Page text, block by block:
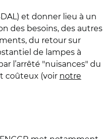
et donner lieu à un
des besoins, des autres
du retour sur
de lampes à
l’arrêté "nuisances" du
coûteux (voir notre